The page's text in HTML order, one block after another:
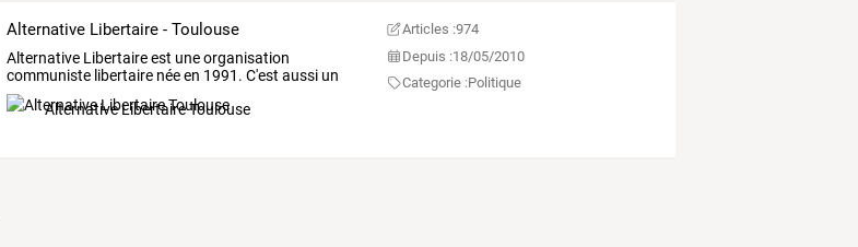
Alternative Libertaire - Toulouse
AlternativeLibertaireest uneorganisation
communistelibertairenéeen 1991. C'est aussiun
journal
Alternative Libertaire Toulouse
Articles :974
Depuis :18/05/2010
Categorie :Politique